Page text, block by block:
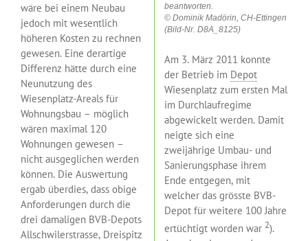
wäre bei einem Neubau
jedoch mit wesentlich
höheren Kosten zu rechnen
gewesen. Eine derartige
Differenz hätte durch eine
Neunutzung des
Wiesenplatz-Areals für
Wohnungsbau – möglich
wären maximal 120
Wohnungen gewesen –
nicht ausgeglichen werden
können. Die Auswertung
ergab überdies, dass obige
Anforderungen durch die
drei damaligen BVB-Depots
Allschwilerstrasse, Dreispitz
beantworten.
© Dominik Madörin, CH-Ettingen
(Bild-Nr. D8A_8125)
Am 3. März 2011 konnte
der Betrieb im Depot
Wiesenplatz zum ersten Mal
im Durchlaufregime
abgewickelt werden. Damit
neigte sich eine
zweijährige Umbau- und
Sanierungsphase ihrem
Ende entgegen, mit
welcher das grösste BVB-
Depot für weitere 100 Jahre
ertüchtigt worden war 2).